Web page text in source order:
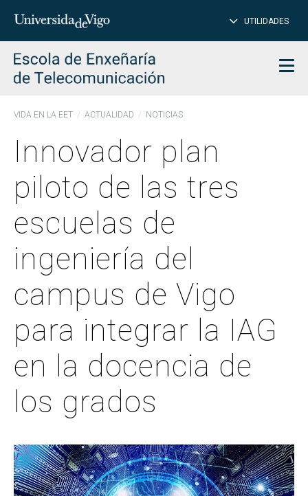
Insertar
para
buscar
UTILIDADES
VIDA EN LA EET ACTUALIDAD NOTICIAS
Innovador plan
piloto de las tres
escuelas de
ingeniería del
campus de Vigo
para integrar la IAG
en la docencia de
los grados